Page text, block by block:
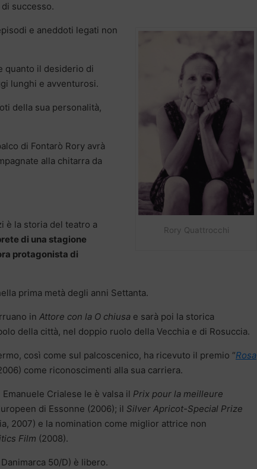
successo.
Rory Quattrocchi
e aneddoti legati non
quanto il desiderio di
lunghi e avventurosi.
della sua personalità,
di Fontarò Rory avrà
alla chitarra da
è la storia del teatro a
di una stagione
protagonista di
prima metà degli anni Settanta.
in Attore con la O chiusa e sarà poi la storica
della città, nel doppio ruolo della Vecchia e di Rosuccia.
così come sul palcoscenico, ha ricevuto il premio “Rosa
come riconoscimenti alla sua carriera.
Emanuele Crialese le è valsa il Prix pour la meilleure
di Essonne (2006); il Silver Apricot-Special Prize
2007) e la nomination come miglior attrice non
Film (2008).
50/D) è libero.